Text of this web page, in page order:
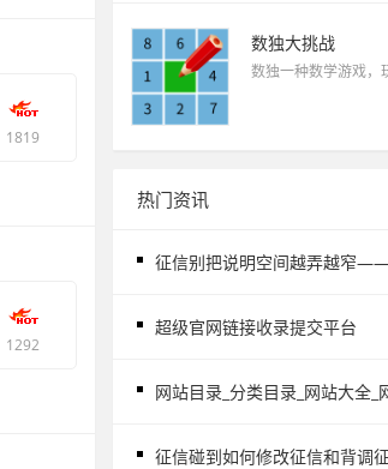
1819
1292
数独大挑战
数独一种数学游戏，
热门资讯
征信别把说明空间越弄越窄——
超级官网链接收录提交平台
网站目录_分类目录_网站大全_
征信碰到如何修改征信和背调